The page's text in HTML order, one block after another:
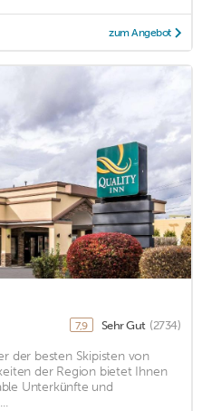
zum Angebot
7,9 Sehr Gut (2734)
der besten Skipisten von
der Region bietet Ihnen
Unterkünfte und